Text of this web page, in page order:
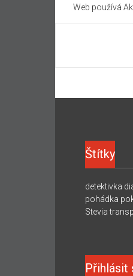
Web používá
Štítky
detektivka
pohádka
Stevia
Přihlásit